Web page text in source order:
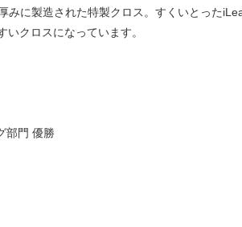
みに製造された特製クロス。すくいとった
クロスになっています。
部門 優勝